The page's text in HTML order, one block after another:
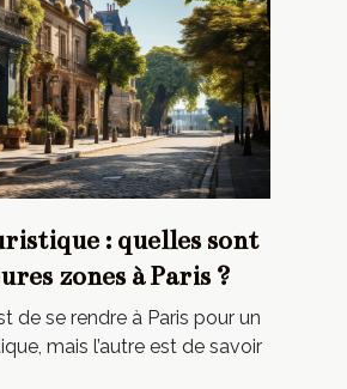
: quelles sont
zones à Paris ?
de se rendre à Paris pour un
mais l’autre est de savoir